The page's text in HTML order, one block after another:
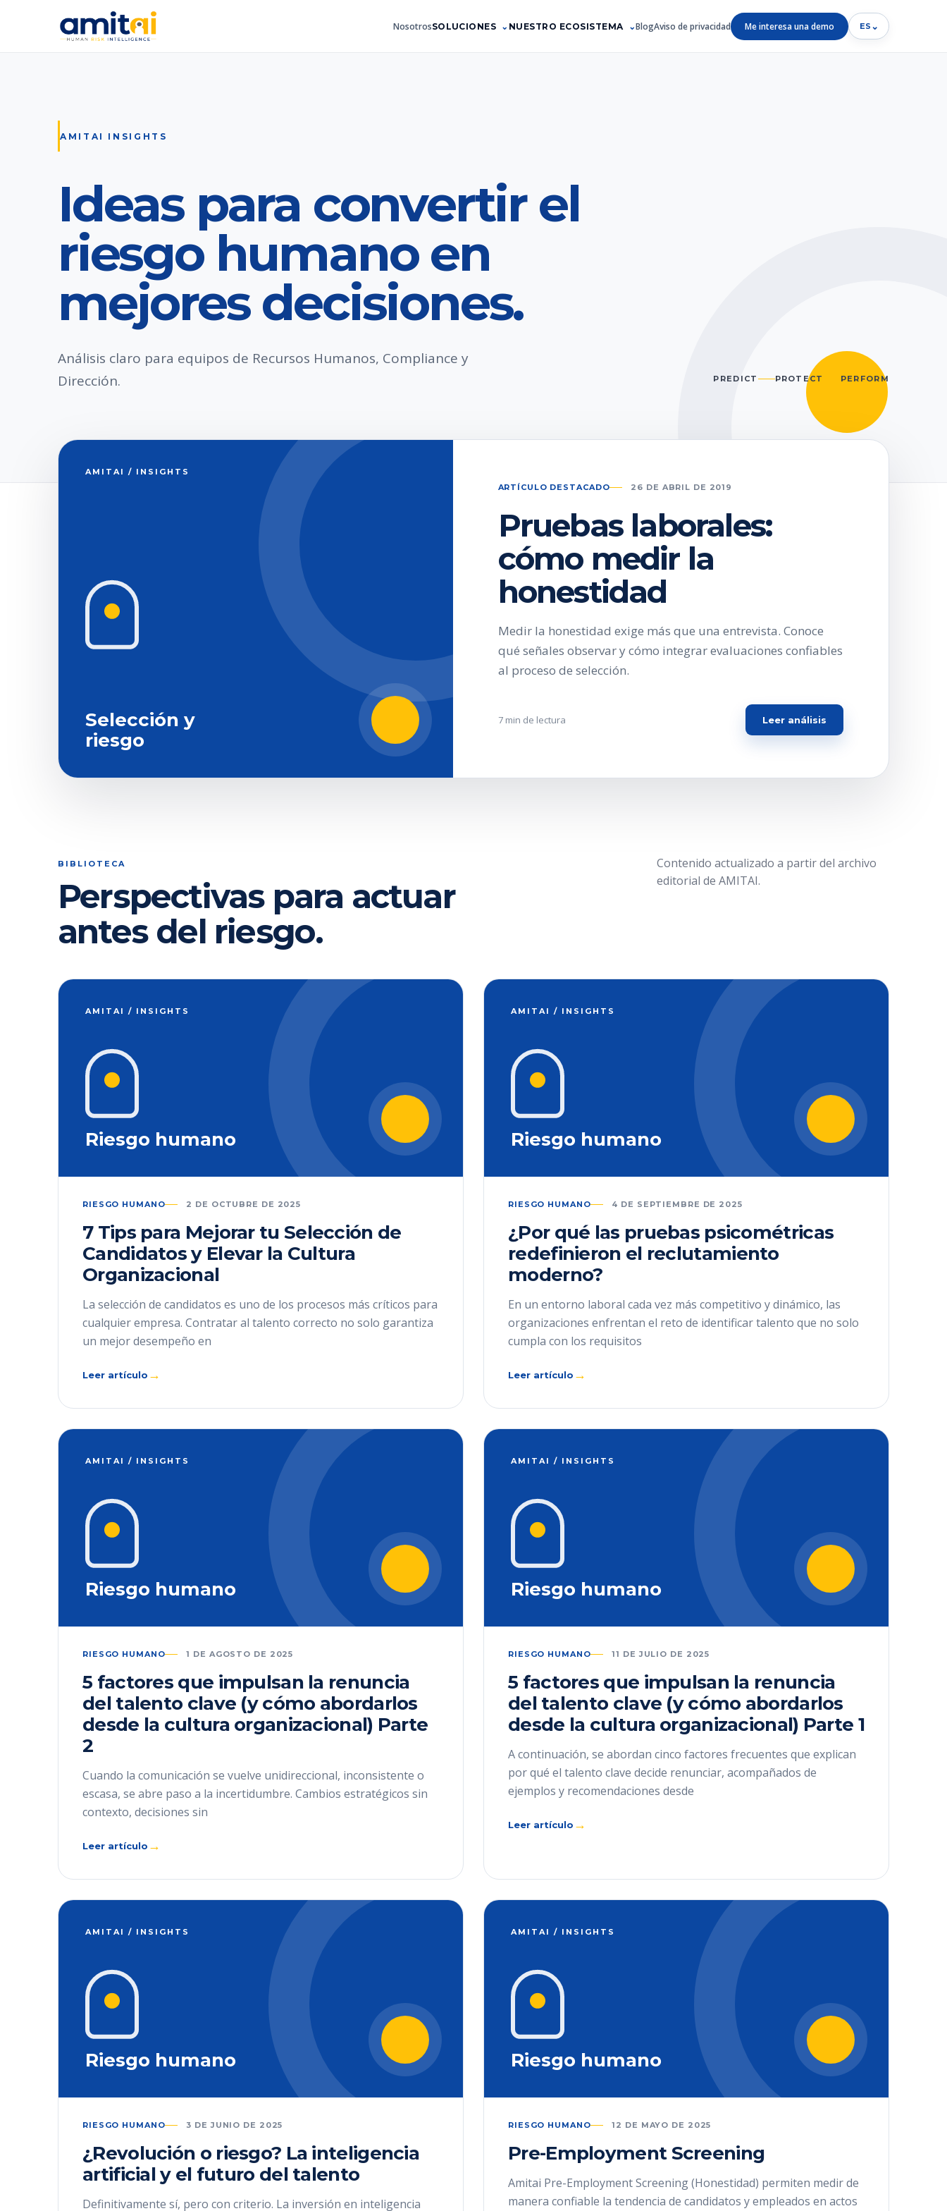
NosotrosSOLUCIONES NUESTRO ECOSISTEMA BlogAviso de privacidad Me interesa una demo ES ⌄
AMITAI INSIGHTS
Ideas para convertir el
riesgo humano en
mejores decisiones.
Análisis claro para equipos de Recursos Humanos, Compliance y
Dirección.
PREDICT PROTECT PERFORM
AMITAI / INSIGHTS
Selección y
riesgo
ARTÍCULO DESTACADO 26 DE ABRIL DE 2019
Pruebas laborales:
cómo medir la
honestidad
Medir la honestidad exige más que una entrevista. Conoce
qué señales observar y cómo integrar evaluaciones confiables
al proceso de selección.
7 min de lectura Leer análisis
BIBLIOTECA
Perspectivas para actuar
antes del riesgo.
Contenido actualizado a partir del archivo
editorial de AMITAI.
AMITAI / INSIGHTS
Riesgo humano
RIESGO HUMANO 2 DE OCTUBRE DE 2025
7 Tips para Mejorar tu Selección de
Candidatos y Elevar la Cultura
Organizacional
La selección de candidatos es uno de los procesos más críticos para
cualquier empresa. Contratar al talento correcto no solo garantiza
un mejor desempeño en
Leer artículo →
AMITAI / INSIGHTS
Riesgo humano
RIESGO HUMANO 4 DE SEPTIEMBRE DE 2025
¿Por qué las pruebas psicométricas
redefinieron el reclutamiento
moderno?
En un entorno laboral cada vez más competitivo y dinámico, las
organizaciones enfrentan el reto de identificar talento que no solo
cumpla con los requisitos
Leer artículo →
AMITAI / INSIGHTS
Riesgo humano
RIESGO HUMANO 1 DE AGOSTO DE 2025
5 factores que impulsan la renuncia
del talento clave (y cómo abordarlos
desde la cultura organizacional) Parte
2
Cuando la comunicación se vuelve unidireccional, inconsistente o
escasa, se abre paso a la incertidumbre. Cambios estratégicos sin
contexto, decisiones sin
Leer artículo →
AMITAI / INSIGHTS
Riesgo humano
RIESGO HUMANO 11 DE JULIO DE 2025
5 factores que impulsan la renuncia
del talento clave (y cómo abordarlos
desde la cultura organizacional) Parte 1
A continuación, se abordan cinco factores frecuentes que explican
por qué el talento clave decide renunciar, acompañados de
ejemplos y recomendaciones desde
Leer artículo →
AMITAI / INSIGHTS
Riesgo humano
RIESGO HUMANO 3 DE JUNIO DE 2025
¿Revolución o riesgo? La inteligencia
artificial y el futuro del talento
Definitivamente sí, pero con criterio. La inversión en inteligencia
AMITAI / INSIGHTS
Riesgo humano
RIESGO HUMANO 12 DE MAYO DE 2025
Pre-Employment Screening
Amitai Pre-Employment Screening (Honestidad) permiten medir de
manera confiable la tendencia de candidatos y empleados en actos